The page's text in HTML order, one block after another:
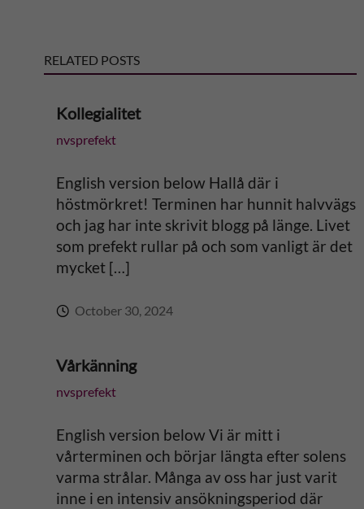
RELATED POSTS
Kollegialitet
nvsprefekt
English version below Hallå där i
höstmörkret! Terminen har hunnit halvvägs
och jag har inte skrivit blogg på länge. Livet
som prefekt rullar på och som vanligt är det
mycket […]
October 30, 2024
Vårkänning
nvsprefekt
English version below Vi är mitt i
vårterminen och börjar längta efter solens
varma strålar. Många av oss har just varit
inne i en intensiv ansökningsperiod där